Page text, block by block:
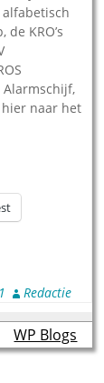
KRO’s
Alarmschijf,
hier naar het
Redactie
WP Blogs